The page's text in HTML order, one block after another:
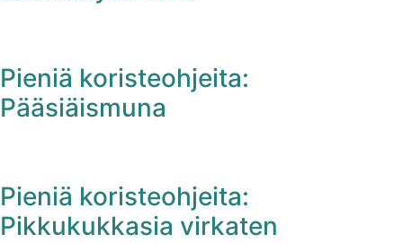
Pieniä koristeohjeita:
Pääsiäismuna
Pieniä koristeohjeita:
Pikkukukkasia virkaten